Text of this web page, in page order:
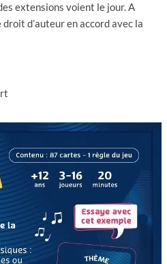
extensions voient le jour. A
d’auteur en accord avec la